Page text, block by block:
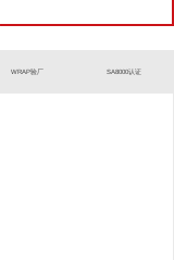
WRAP验厂 SA8000认证